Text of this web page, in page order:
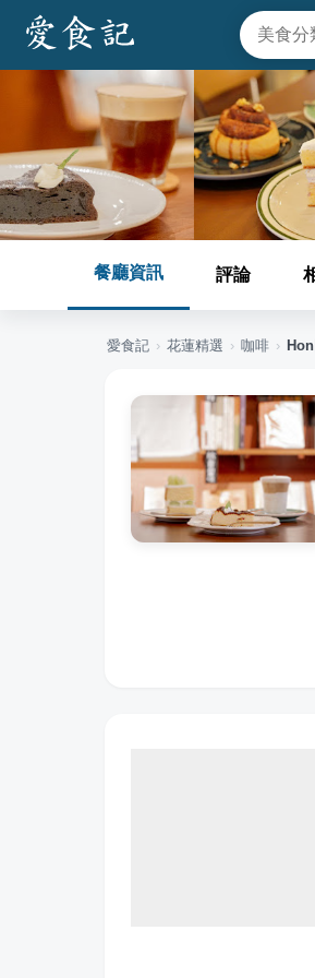
餐廳資訊 評論
愛食記 › 花蓮精選 › 咖啡 ›